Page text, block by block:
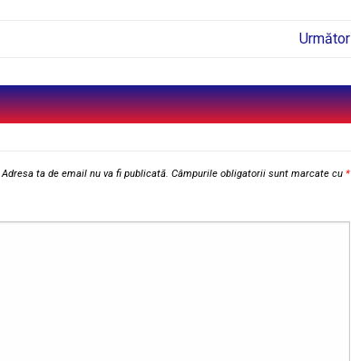
Următor
Adresa ta de email nu va fi publicată. Câmpurile obligatorii sunt marcate cu *